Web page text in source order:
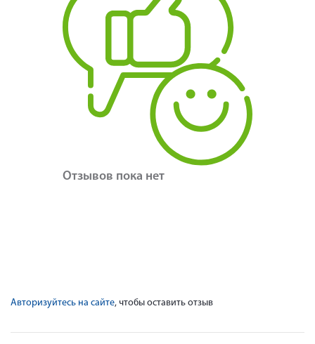
Отзывов пока нет
Авторизуйтесь на сайте, чтобы оставить отзыв